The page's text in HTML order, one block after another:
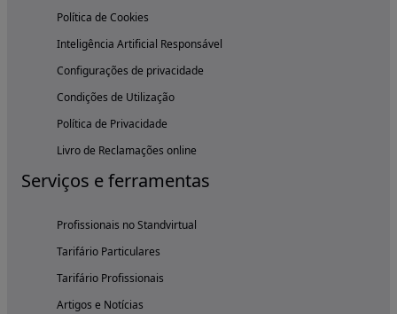
Política de Cookies
Inteligência Artificial Responsável
Configurações de privacidade
Condições de Utilização
Política de Privacidade
Livro de Reclamações online
Serviços e ferramentas
Profissionais no Standvirtual
Tarifário Particulares
Tarifário Profissionais
Artigos e Notícias